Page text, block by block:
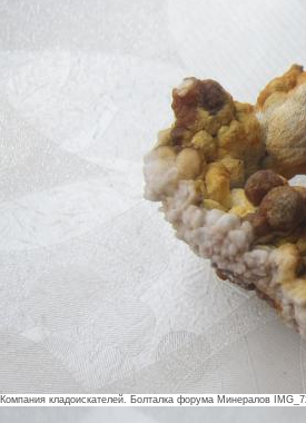
Компания кладоискателей. Болталка форума Минералов